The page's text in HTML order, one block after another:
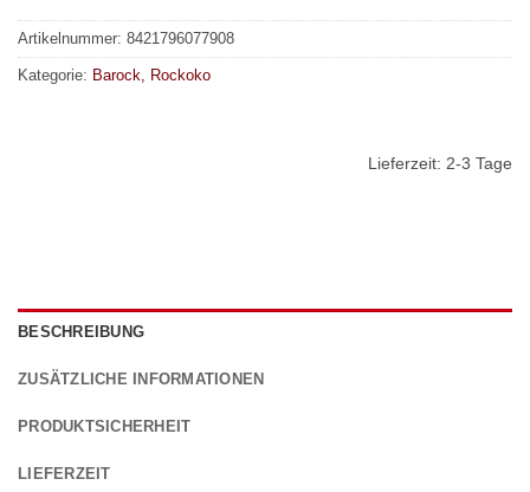
Artikelnummer: 8421796077908
Kategorie: Barock, Rockoko
Lieferzeit: 2-3 Tage
BESCHREIBUNG
ZUSÄTZLICHE INFORMATIONEN
PRODUKTSICHERHEIT
LIEFERZEIT